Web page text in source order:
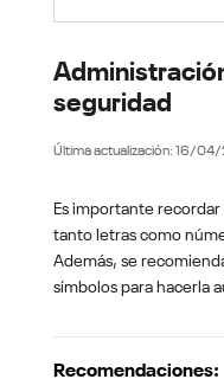
seguridad
16/04/
Es importante
tanto letras como
Además, se
símbolos para hacerla
Recomendaciones: